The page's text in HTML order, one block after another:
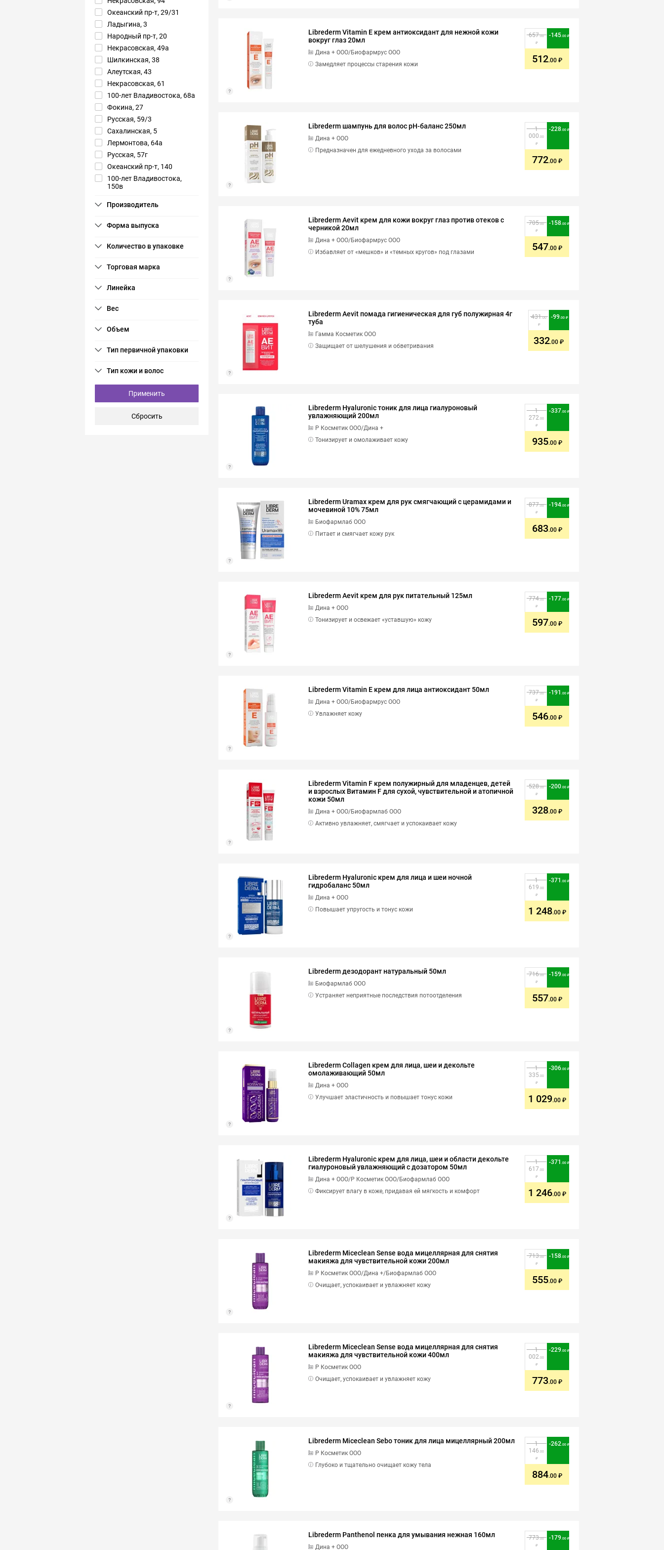
Океанский пр-т, 29/31
Ладыгина, 3
Народный пр-т, 20
Некрасовская, 49а
Шилкинская, 38
Алеутская, 43
Некрасовская, 61
100-лет Владивостока, 68а
Фокина, 27
Русская, 59/3
Сахалинская, 5
Лермонтова, 64а
Русская, 57г
Океанский пр-т, 140
100-лет Владивостока,
150в
Применить
Сбросить
Librederm Vitamin E крем антиоксидант для нежной кожи
вокруг глаз 20мл
Дина + ООО/Биофармрус ООО
Замедляет процессы старения кожи
657.00 -145.00
512.00
Librederm шампунь для волос pH-баланс 250мл
Дина + ООО
Предназначен для ежедневного ухода за волосами
1
000.00
-228.00
772.00
Librederm Aevit крем для кожи вокруг глаз против отеков с
черникой 20мл
Дина + ООО/Биофармрус ООО
Избавляет от «мешков» и «темных кругов» под глазами
705.00 -158.00
547.00
Librederm Aevit помада гигиеническая для губ полужирная 4г
туба
Гамма Косметик ООО
Защищает от шелушения и обветривания
431.00 -99.00
332.00
Librederm Hyaluronic тоник для лица гиалуроновый
увлажняющий 200мл
Р Косметик ООО/Дина +
Тонизирует и омолаживает кожу
1
272.00
-337.00
935.00
Librederm Uramax крем для рук смягчающий с церамидами и
мочевиной 10% 75мл
Биофармлаб ООО
Питает и смягчает кожу рук
877.00 -194.00
683.00
Librederm Aevit крем для рук питательный 125мл
Дина + ООО
Тонизирует и освежает «уставшую» кожу
774.00 -177.00
597.00
Librederm Vitamin E крем для лица антиоксидант 50мл
Дина + ООО/Биофармрус ООО
Увлажняет кожу
737.00 -191 .00
546.00
Librederm Vitamin F крем полужирный для младенцев, детей
и взрослых Витамин F для сухой, чувствительной и атопичной
кожи 50мл
Дина + ООО/Биофармлаб ООО
Активно увлажняет, смягчает и успокаивает кожу
528.00 -200.00
328.00
Librederm Hyaluronic крем для лица и шеи ночной
гидробаланс 50мл
Дина + ООО
Повышает упругость и тонус кожи
1
619.00
-371 .00
1 248.00
Librederm дезодорант натуральный 50мл
Биофармлаб ООО
Устраняет неприятные последствия потоотделения
716.00 -159.00
557.00
Librederm Collagen крем для лица, шеи и декольте
омолаживающий 50мл
Дина + ООО
Улучшает эластичность и повышает тонус кожи
1
335.00
-306.00
1 029.00
Librederm Hyaluronic крем для лица, шеи и области декольте
гиалуроновый увлажняющий с дозатором 50мл
Дина + ООО/Р Косметик ООО/Биофармлаб ООО
Фиксирует влагу в коже, придавая ей мягкость и комфорт
1
617.00
-371 .00
1 246.00
Librederm Miceclean Sense вода мицеллярная для снятия
макияжа для чувствительной кожи 200мл
Р Косметик ООО/Дина +/Биофармлаб ООО
Очищает, успокаивает и увлажняет кожу
713.00 -158.00
555.00
Librederm Miceclean Sense вода мицеллярная для снятия
макияжа для чувствительной кожи 400мл
Р Косметик ООО
Очищает, успокаивает и увлажняет кожу
1
002.00
-229.00
773.00
Librederm Miceclean Sebo тоник для лица мицеллярный 200мл
Р Косметик ООО
Глубоко и тщательно очищает кожу тела
1
146.00
-262.00
884.00
Librederm Panthenol пенка для умывания нежная 160мл
Дина + ООО
773.00 -179.00